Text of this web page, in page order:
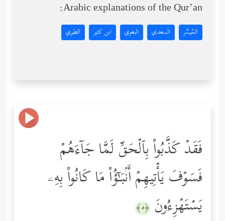
Arabic explanations of the Qur’an:
المُيسَّر السعدي البغوي ابن كثير الطبري
فَقَدۡ كَذَّبُواْ بِٱلۡحَقِّ لَمَّا جَاۤءَهُمۡ
فَسَوۡفَ یَأۡتِیهِمۡ أَنۢبَـٰۤؤُاْ مَا كَانُواْ بِهِۦ
یَسۡتَهۡزِءُونَ ﴿٥﴾